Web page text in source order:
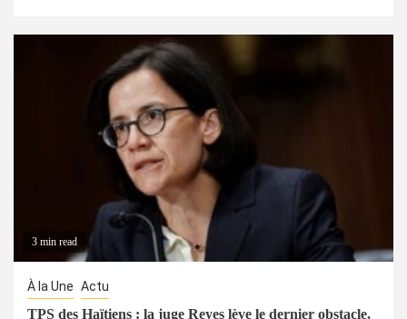
3 min read
À la Une Actu
TPS des Haïtiens : la juge Reyes lève le dernier obstacle,